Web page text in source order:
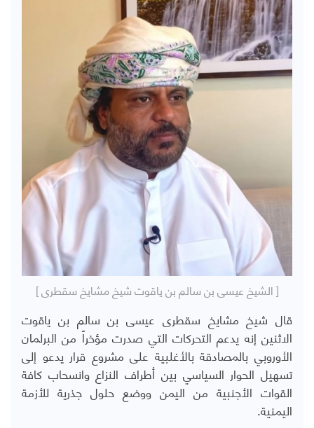
[ الشيخ عيسى بن سالم بن ياقوت شيخ مشايخ سقطرى ]
قال شيخ مشايخ سقطرى عيسى بن سالم بن ياقوت
الاثنين إنه يدعم التحركات التي صدرت مؤخراً من البرلمان
الأوروبي بالمصادقة بالأغلبية على مشروع قرار يدعو إلى
تسهيل الحوار السياسي بين أطراف النزاع وانسحاب كافة
القوات الأجنبية من اليمن ووضع حلول جذرية للأزمة
اليمنية.